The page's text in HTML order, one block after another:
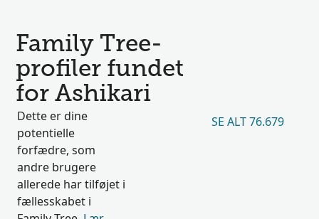
Family Tree-
profiler fundet
for Ashikari
Dette er dine
potentielle
forfædre, som
andre brugere
allerede har tilføjet i
fællesskabet i
SE ALT 76.679